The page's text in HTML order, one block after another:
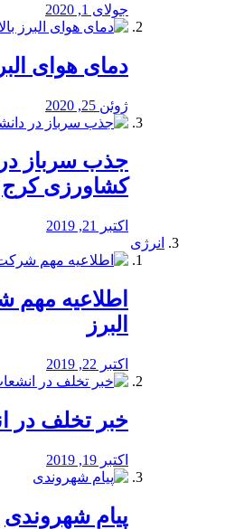
جولای 1, 2020
دمای هوای
ژوئن 25, 2020
جذب سرباز
کشاورزی کرج
اکتبر 21, 2019
انرژی
️اطلاعیه مهم
البرز
اکتبر 22, 2019
خبر تخلف در
اکتبر 19, 2019
پیام شهروندی